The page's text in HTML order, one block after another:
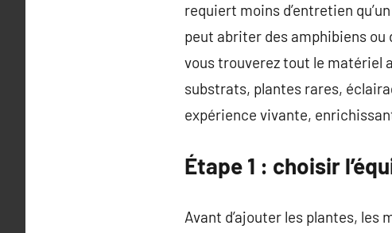
requiert moins d’entretien
peut abriter des amphibiens
vous trouverez tout le matériel
substrats, plantes rares,
expérience vivante,
Étape 1 : choisir
Avant d’ajouter les plantes,